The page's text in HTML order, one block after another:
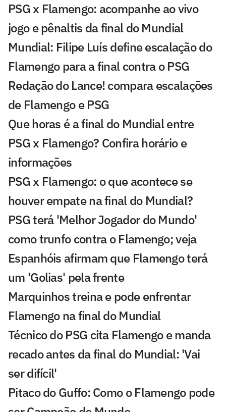
PSG x Flamengo: acompanhe ao vivo
jogo e pênaltis da final do Mundial
Mundial: Filipe Luís define escalação do
Flamengo para a final contra o PSG
Redação do Lance! compara escalações
de Flamengo e PSG
Que horas é a final do Mundial entre
PSG x Flamengo? Confira horário e
informações
PSG x Flamengo: o que acontece se
houver empate na final do Mundial?
PSG terá 'Melhor Jogador do Mundo'
como trunfo contra o Flamengo; veja
Espanhóis afirmam que Flamengo terá
um 'Golias' pela frente
Marquinhos treina e pode enfrentar
Flamengo na final do Mundial
Técnico do PSG cita Flamengo e manda
recado antes da final do Mundial: 'Vai
ser difícil'
Pitaco do Guffo: Como o Flamengo pode